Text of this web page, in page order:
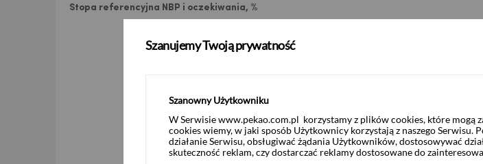
Stopa referencyjna NBP i oczekiwania, %
Szanujemy Twoją prywatność
Szanowny Użytkowniku
W Serwisie www.pekao.com.pl korzystamy z plików cookies, które
cookies wiemy, w jaki sposób Użytkownicy korzystają z naszego
działanie Serwisu, obsługiwać żądania Użytkowników, dostosowywać
skuteczność reklam, czy dostarczać reklamy dostosowane do